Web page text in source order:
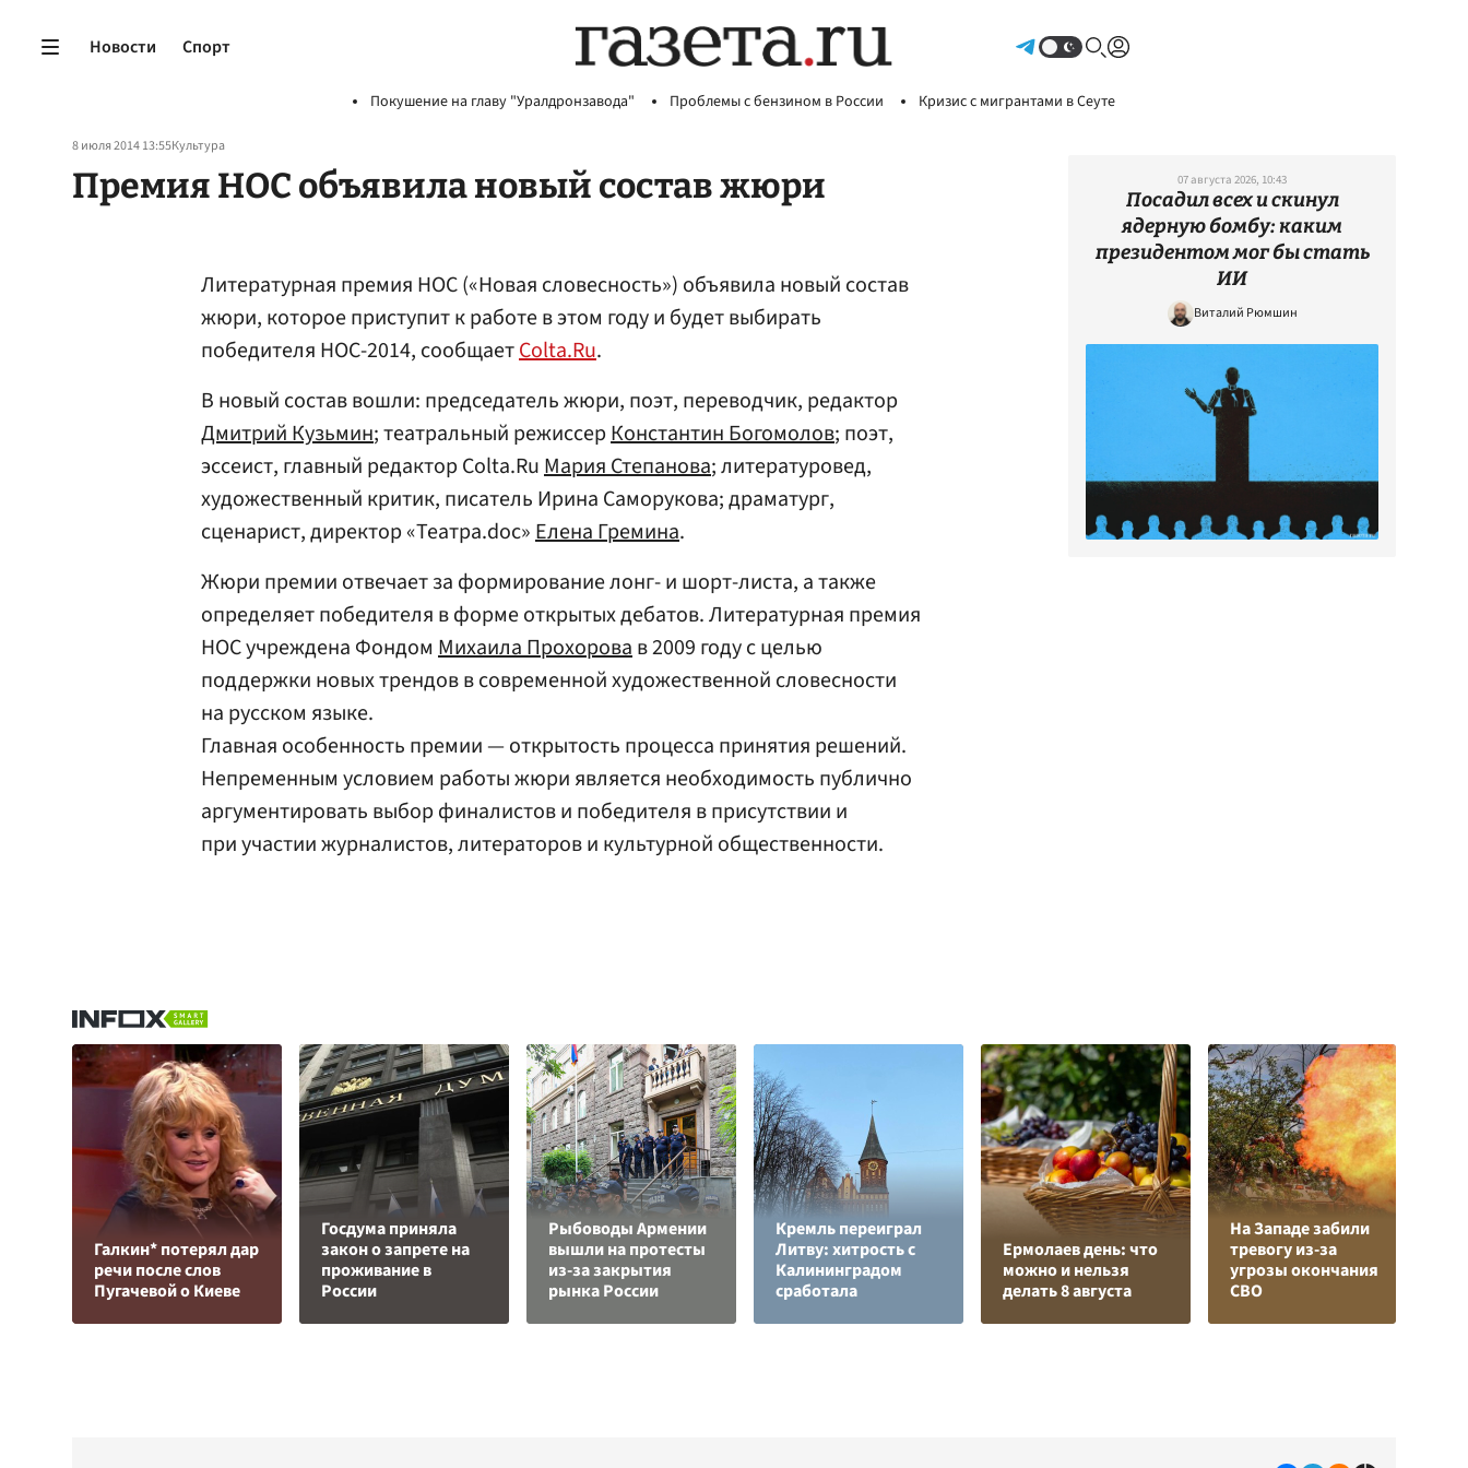
Новости Спорт
Покушение на главу "Уралдронзавода" Проблемы с бензином в России Кризис с мигрантами в Сеуте
8 июля 2014 13:55Культура
Премия НОС объявила новый состав жюри
Литературная премия НОС («Новая словесность») объявила новый состав
жюри, которое приступит к работе в этом году и будет выбирать
победителя НОС-2014, сообщаетColta.Ru.
В новый состав вошли: председатель жюри, поэт, переводчик, редактор
Дмитрий Кузьмин; театральный режиссерКонстантин Богомолов; поэт,
эссеист, главный редактор Colta.RuМария Степанова; литературовед,
художественный критик, писатель Ирина Саморукова; драматург,
сценарист, директор «Театра.doc»Елена Гремина.
Жюри премии отвечает за формирование лонг- и шорт-листа, а также
определяет победителя в форме открытых дебатов. Литературная премия
НОС учреждена Фондом Михаила Прохоровав 2009 году с целью
поддержки новых трендов в современной художественной словесности
на русском языке.
Главная особенность премии — открытость процесса принятия решений.
Непременным условием работы жюри является необходимость публично
аргументировать выбор финалистов и победителя в присутствии и
при участии журналистов, литераторов и культурной общественности.
07 августа 2026, 10:43
Посадил всех и скинул
ядерную бомбу: каким
президентом мог бы стать
ИИ
Виталий Рюмшин
Галкин* потерял дар
речи после слов
Пугачевой о Киеве
Госдума приняла
закон о запрете на
проживание в
России
Рыбоводы Армении
вышли на протесты
из-за закрытия
рынка России
Кремль переиграл
Литву: хитрость с
Калининградом
сработала
Ермолаев день: что
можно и нельзя
делать 8 августа
На Западе забили
тревогу из-за
угрозы окончания
СВО